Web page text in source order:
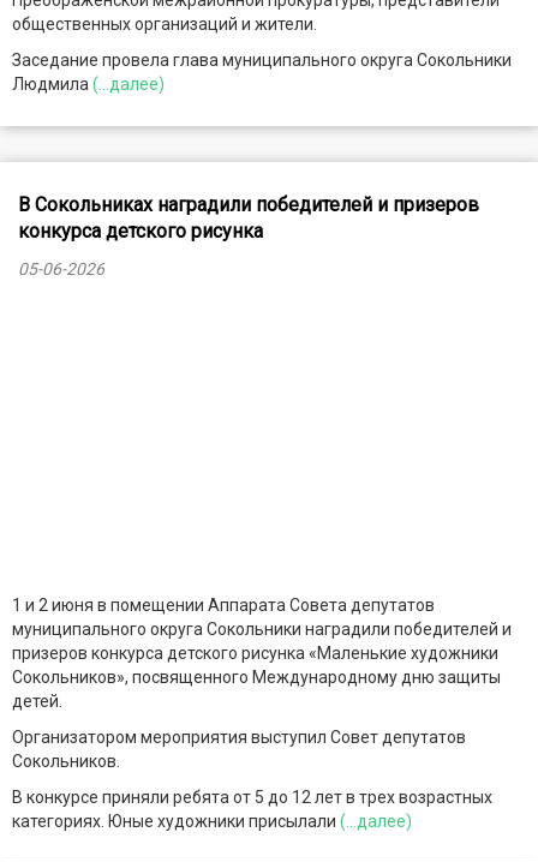
общественных организаций и жители.
Заседание провела глава муниципального округа Сокольники
Людмила(...далее)
В Сокольниках наградили победителей и призеров
конкурса детского рисунка
05-06-2026
1 и 2 июня в помещении Аппарата Совета депутатов
муниципального округа Сокольники наградили победителей и
призеров конкурса детского рисунка «Маленькие художники
Сокольников», посвященного Международному дню защиты
детей.
Организатором мероприятия выступил Совет депутатов
Сокольников.
В конкурсе приняли ребята от 5 до 12 лет в трех возрастных
категориях. Юные художники присылали (...далее)